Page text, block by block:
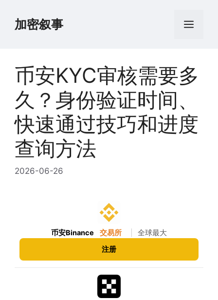
加密叙事 菜
币安KYC审核需要多
久？身份验证时间、
快速通过技巧和进度
查询方法
2026-06-26
币安Binance 交易所 全球最大
注册